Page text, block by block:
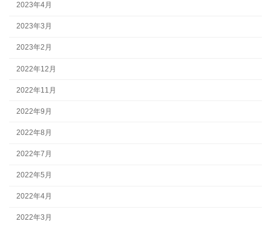
2023年4月
2023年3月
2023年2月
2022年12月
2022年11月
2022年9月
2022年8月
2022年7月
2022年5月
2022年4月
2022年3月